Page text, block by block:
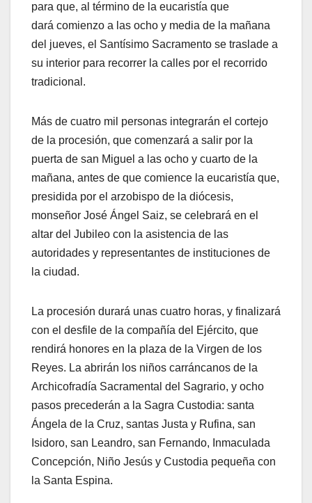
para que, al término de la eucaristía que
dará comienzo a las ocho y media de la mañana
del jueves, el Santísimo Sacramento se traslade a
su interior para recorrer la calles por el recorrido
tradicional.
Más de cuatro mil personas integrarán el cortejo
de la procesión, que comenzará a salir por la
puerta de san Miguel a las ocho y cuarto de la
mañana, antes de que comience la eucaristía que,
presidida por el arzobispo de la diócesis,
monseñor José Ángel Saiz, se celebrará en el
altar del Jubileo con la asistencia de las
autoridades y representantes de instituciones de
la ciudad.
La procesión durará unas cuatro horas, y finalizará
con el desfile de la compañía del Ejército, que
rendirá honores en la plaza de la Virgen de los
Reyes. La abrirán los niños carráncanos de la
Archicofradía Sacramental del Sagrario, y ocho
pasos precederán a la Sagra Custodia: santa
Ángela de la Cruz, santas Justa y Rufina, san
Isidoro, san Leandro, san Fernando, Inmaculada
Concepción, Niño Jesús y Custodia pequeña con
la Santa Espina.